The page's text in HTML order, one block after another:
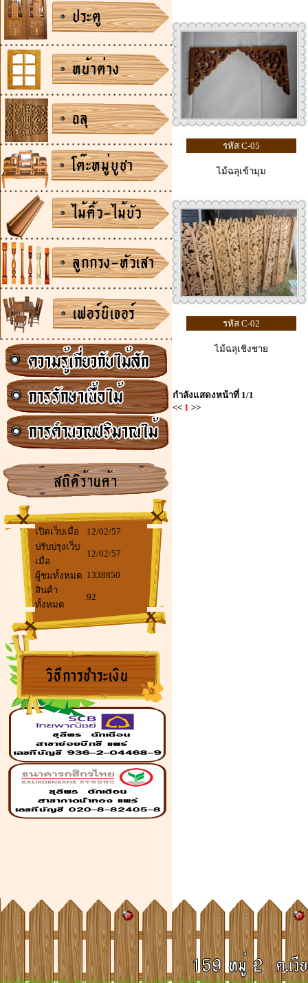
เปิดเว็บเมื่อ
12/02/57
ปรับปรุงเว็บ
เมื่อ
12/02/57
ผู้ชมทั้งหมด 1338850
สินค้า
ทั้งหมด
92
รหัส C-05
ไม้ฉลุเข้ามุม
รหัส C-02
ไม้ฉลุเชิงชาย
กำลังแสดงหน้าที่ 1/1
<< 1 >>